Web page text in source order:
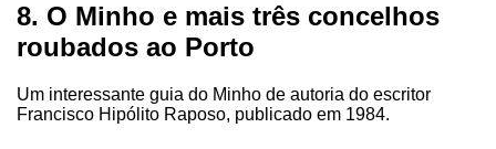
8. O Minho e mais três concelhos
roubados ao Porto
Um interessante guia do Minho de autoria do escritor
Francisco Hipólito Raposo, publicado em 1984.